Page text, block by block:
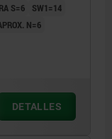
S=6
SW1=14
N=6
DETALLES